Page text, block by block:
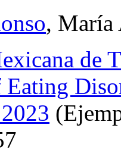
, María
de